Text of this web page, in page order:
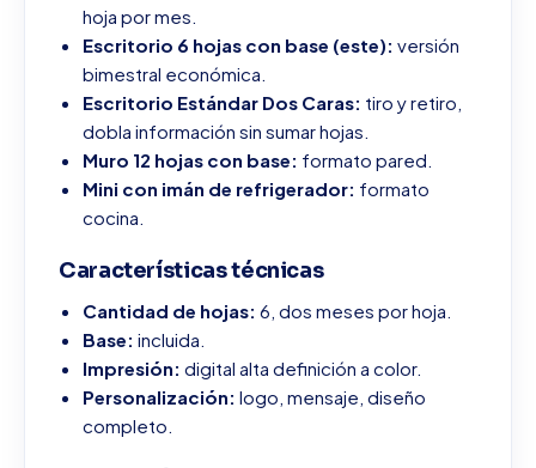
hoja por mes.
Escritorio 6 hojas con base (este): versión
bimestral económica.
Escritorio Estándar Dos Caras: tiro y retiro,
dobla información sin sumar hojas.
Muro 12 hojas con base: formato pared.
Mini con imán de refrigerador: formato
cocina.
Características técnicas
Cantidad de hojas: 6, dos meses por hoja.
Base: incluida.
Impresión: digital alta definición a color.
Personalización: logo, mensaje, diseño
completo.